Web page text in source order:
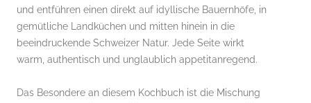
und entführen einen direkt auf idyllische Bauernhöfe, in
gemütliche Landküchen und mitten hinein in die
beeindruckende Schweizer Natur. Jede Seite wirkt
warm, authentisch und unglaublich appetitanregend.
Das Besondere an diesem Kochbuch ist die Mischung